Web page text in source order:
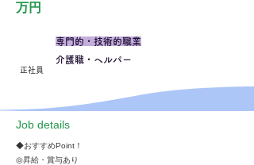
万円
正社員
専門的・技術的職業
介護職・ヘルパー
​Job details
◆おすすめPoint！
◎昇給・賞与あり